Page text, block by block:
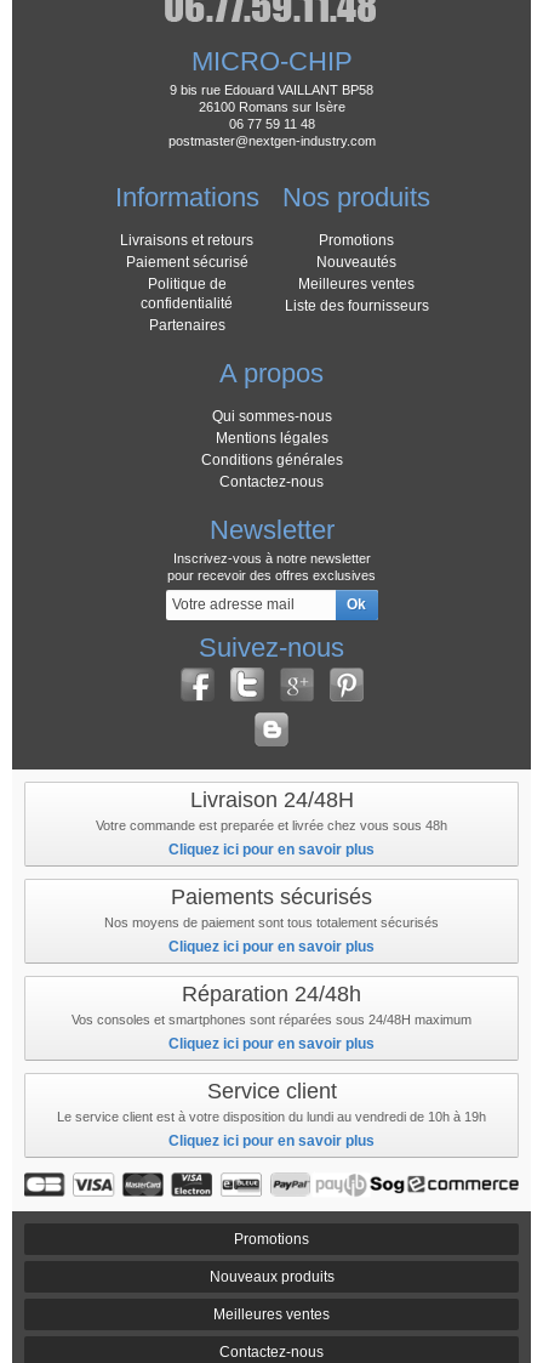
MICRO-CHIP
9 bis rue Edouard VAILLANT BP58
26100 Romans sur Isère
06 77 59 11 48
postmaster@nextgen-industry.com
Informations
Livraisons et retours
Paiement sécurisé
Politique de
confidentialité
Partenaires
Nos produits
Promotions
Nouveautés
Meilleures ventes
Liste des fournisseurs
A propos
Qui sommes-nous
Mentions légales
Conditions générales
Contactez-nous
Newsletter
Inscrivez-vous à notre newsletter
pour recevoir des offres exclusives
Suivez-nous
Livraison 24/48H
Votre commande est preparée et livrée chez vous sous 48h
Cliquez ici pour en savoir plus
Paiements sécurisés
Nos moyens de paiement sont tous totalement sécurisés
Cliquez ici pour en savoir plus
Réparation 24/48h
Vos consoles et smartphones sont réparées sous 24/48H maximum
Cliquez ici pour en savoir plus
Service client
Le service client est à votre disposition du lundi au vendredi de 10h à 19h
Cliquez ici pour en savoir plus
Promotions
Nouveaux produits
Meilleures ventes
Contactez-nous